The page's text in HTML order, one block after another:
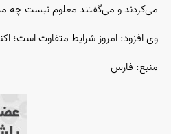
می‌کردند و می‌گفتند معلوم نیست چه
وی افزود: امروز شرایط متفاوت است؛
منبع: فارس